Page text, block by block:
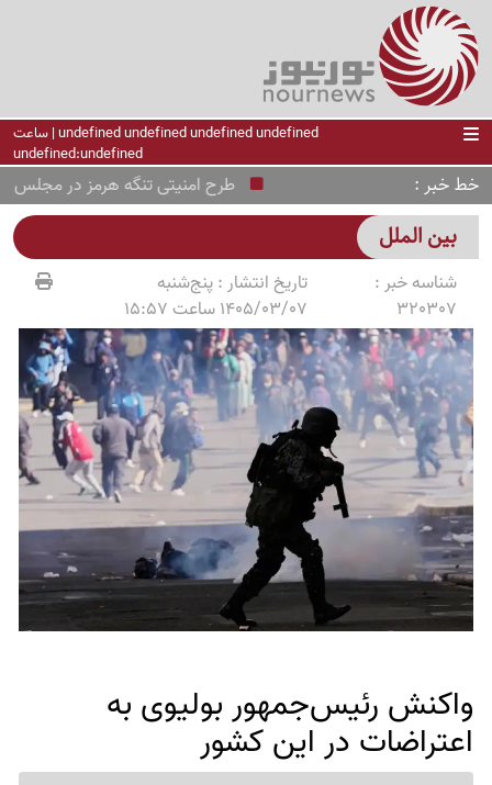
undefined undefined undefined undefined | ساعت
undefined:undefined
خط خبر طرح امنیتی تنگه هرمز در مجلس
بین الملل
شناسه خبر :
320307
تاریخ انتشار :پنج‌شنبه
1405/03/07 ساعت 15:57
واکنش رئیس‌جمهور بولیوی به
اعتراضات در این کشور